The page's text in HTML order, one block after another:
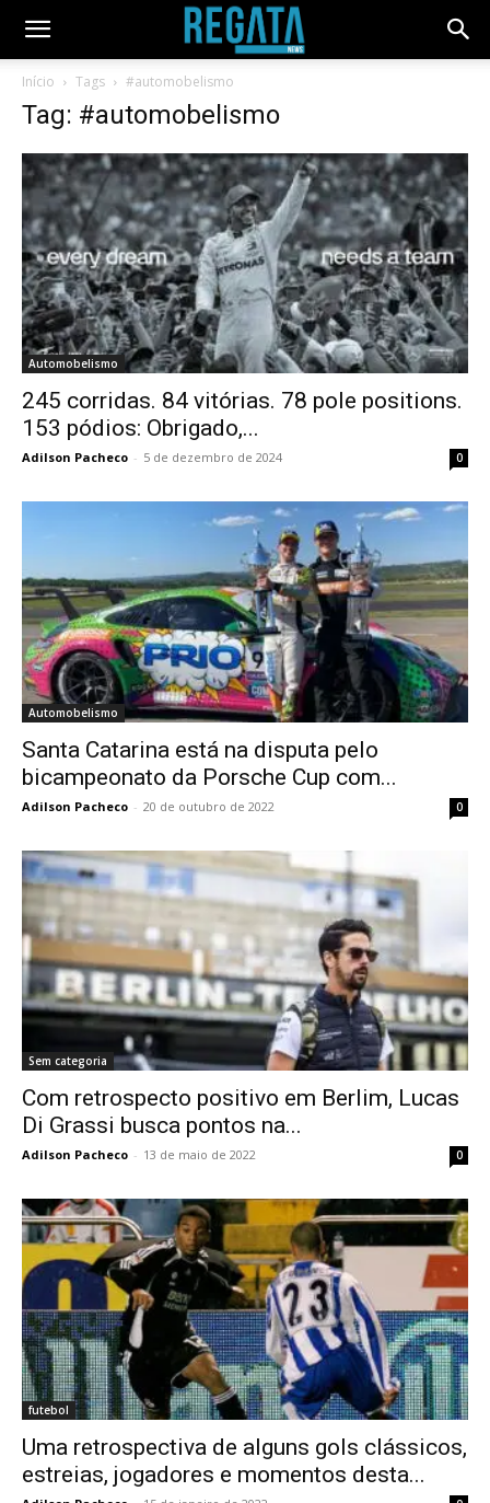
Início Tags #automobelismo
Tag: #automobelismo
Automobelismo
245 corridas. 84 vitórias. 78 pole positions.
153 pódios: Obrigado,...
Adilson Pacheco - 5 de dezembro de 2024 0
Automobelismo
Santa Catarina está na disputa pelo
bicampeonato da Porsche Cup com...
Adilson Pacheco - 20 de outubro de 2022 0
Sem categoria
Com retrospecto positivo em Berlim, Lucas
Di Grassi busca pontos na...
Adilson Pacheco - 13 de maio de 2022 0
futebol
Uma retrospectiva de alguns gols clássicos,
estreias, jogadores e momentos desta...